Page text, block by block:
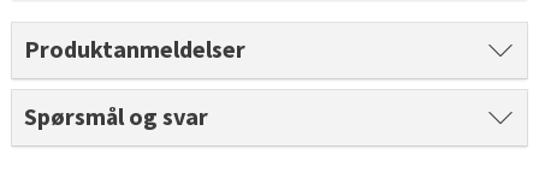
Bli inspirert av nye fargepaletter fra Årets Farge 2026!
Tarkett Shade Eik Soft Beige Parkett
Produktanmeldelser
Spørsmål og svar